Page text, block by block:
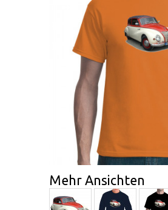
Mehr Ansichten